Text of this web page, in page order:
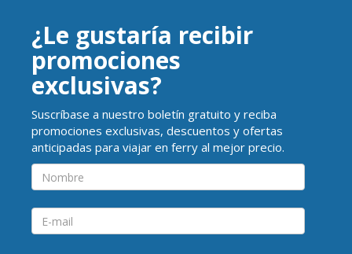
¿Le gustaría recibir
promociones
exclusivas?
Suscríbase a nuestro boletín gratuito y reciba
promociones exclusivas, descuentos y ofertas
anticipadas para viajar en ferry al mejor precio.